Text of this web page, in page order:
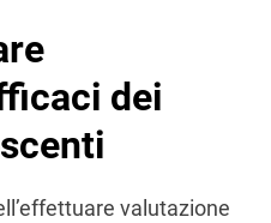
dei
valutazione